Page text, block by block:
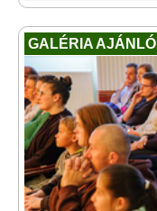
GALÉRIA AJÁNLÓ